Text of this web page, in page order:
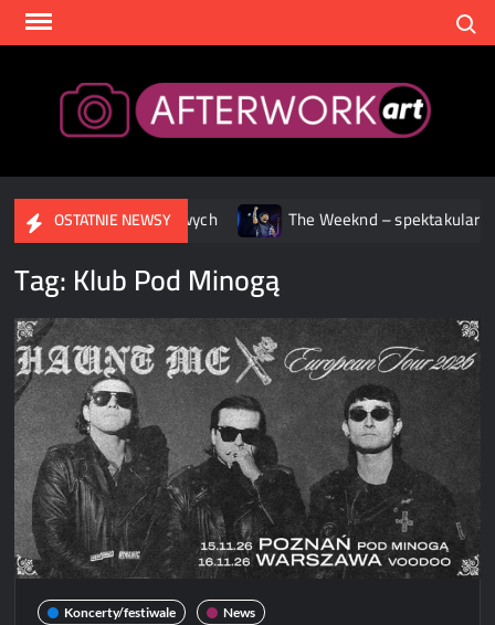
Skip
OSTATNIE NEWSY The Weeknd – spektakularne widowisko
Tag:Klub Pod Minogą
Koncerty/festiwale News